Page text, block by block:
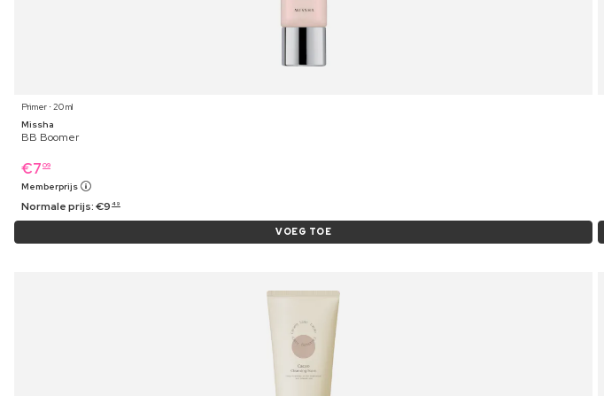
Primer ⋅ 20 ml
Missha
BB Boomer
€7 09
Memberprijs
Normale prijs:€9 49
VOEG TOE